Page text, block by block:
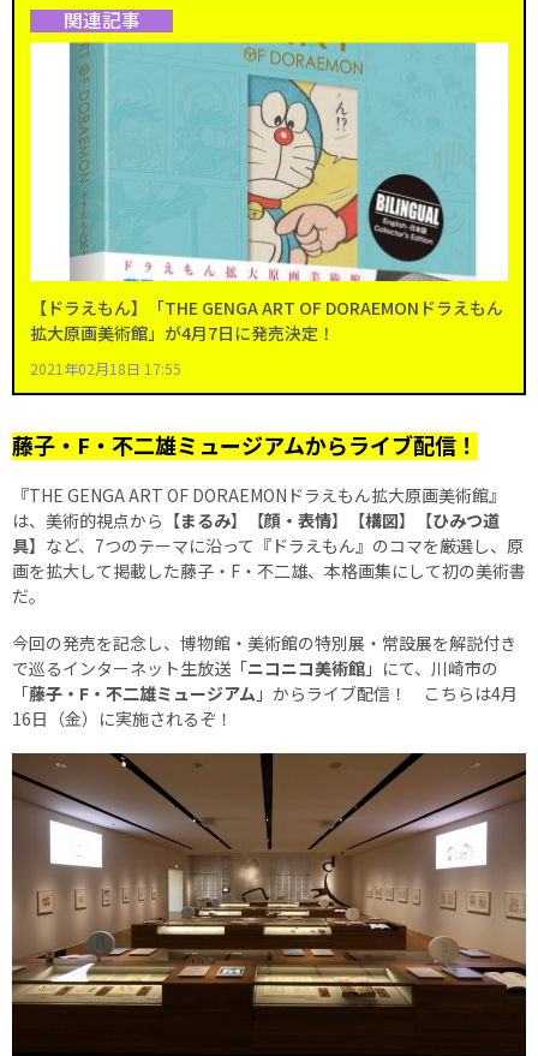
関連記事
【ドラえもん】「THE GENGA ART OF DORAEMONドラえもん
拡大原画美術館」が4月7日に発売決定！
2021年02月18日 17:55
藤子・F・不二雄ミュージアムからライブ配信！
『THE GENGA ART OF DORAEMONドラえもん拡大原画美術館』
は、美術的視点から【まるみ】【顔・表情】【構図】【ひみつ道
具】など、7つのテーマに沿って『ドラえもん』のコマを厳選し、原
画を拡大して掲載した藤子・F・不二雄、本格画集にして初の美術書
だ。
今回の発売を記念し、博物館・美術館の特別展・常設展を解説付き
で巡るインターネット生放送「ニコニコ美術館 」にて、川崎市の
「藤子・F・不二雄ミュージアム 」からライブ配信！ こちらは4月
16日（金）に実施されるぞ！